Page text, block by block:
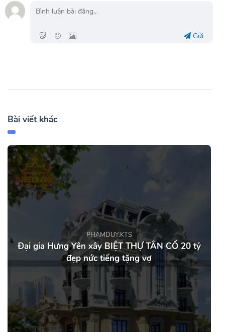
Gửi
Bài viết khác
PHAMDUY.KTS
Đại gia Hưng Yên xây BIỆT THỰ TÂN CỔ 20 tỷ
đẹp nức tiếng tặng vợ